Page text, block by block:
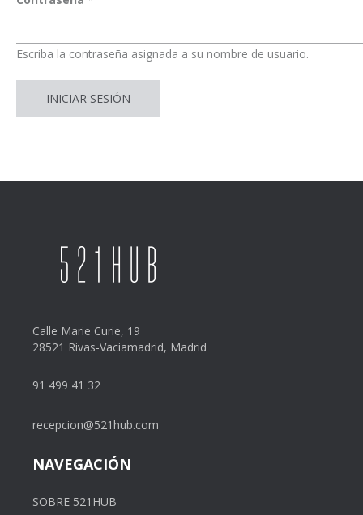
Escriba la contraseña asignada a su nombre de usuario.
Calle Marie Curie, 19
28521 Rivas-Vaciamadrid, Madrid
91 499 41 32
recepcion@521hub.com
NAVEGACIÓN
SOBRE 521HUB